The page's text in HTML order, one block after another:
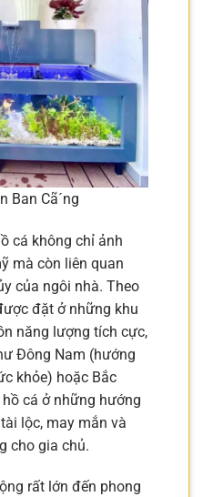
Ban Cã´ng
cá không chỉ ảnh
mà còn liên quan
của ngôi nhà. Theo
đặt ở những khu
năng lượng tích cực,
Đông Nam (hướng
khỏe) hoặc Bắc
cá ở những hướng
lộc, may mắn và
cho gia chủ.
rất lớn đến phong